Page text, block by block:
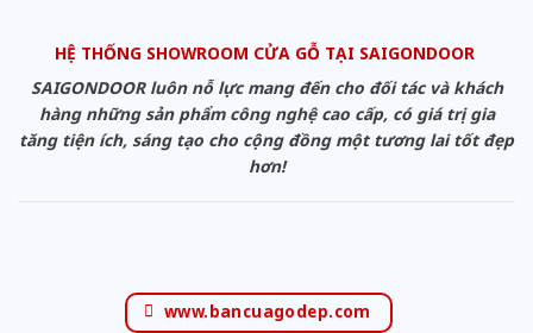
HỆ THỐNG SHOWROOM CỬA GỖ TẠI SAIGONDOOR
SAIGONDOOR luôn nỗ lực mang đến cho đối tác và khách
hàng những sản phẩm công nghệ cao cấp, có giá trị gia
tăng tiện ích, sáng tạo cho cộng đồng một tương lai tốt đẹp
hơn!
www.bancuagodep.com